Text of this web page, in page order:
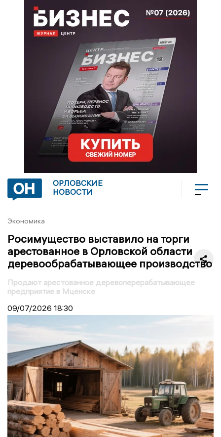
ОРЛОВСКИЕ
НОВОСТИ
Экономика
Росимущество выставило на торги
арестованное в Орловской области
деревообрабатывающее производство
Продают арестованное деревоперерабатывающее
предприятие в Мценске
09/07/2026 18:30